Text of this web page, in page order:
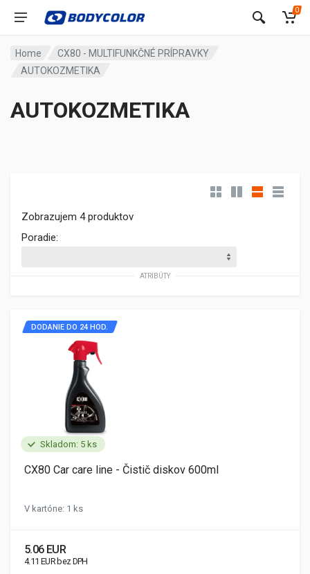
0
Home
CX80 - MULTIFUNKČNÉ PRÍPRAVKY
AUTOKOZMETIKA
AUTOKOZMETIKA
Zobrazujem 4 produktov
Poradie:
ATRIBÚTY
Skladom: 5 ks
DODANIE DO 24 HOD.
CX80 Car care line - Čistič diskov 600ml
V kartóne: 1 ks
5.06 EUR
4.11 EUR bez DPH